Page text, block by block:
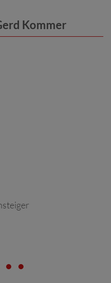
Kommer